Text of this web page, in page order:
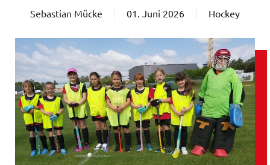
Sebastian Mücke 01. Juni 2026 Hockey